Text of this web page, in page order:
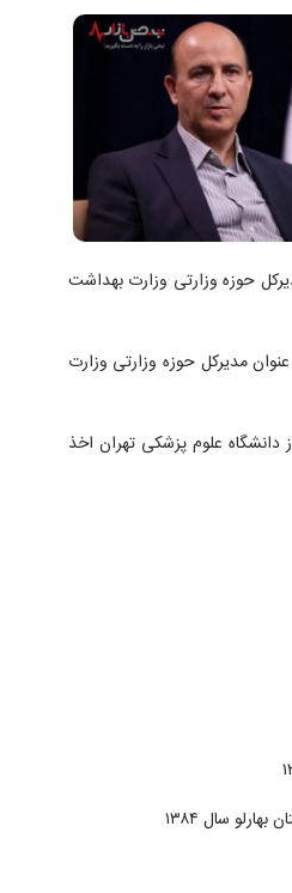
حوزه وزارتی وزارت بهداشت
مدیرکل حوزه وزارتی وزارت
نیت، متولد ۱۳۴۳ است و تخصص خود در طب کار را سال ۱۳۸۰ از دانشگاه علوم پزشکی تهران اخذ
سال ۱۳۸۴